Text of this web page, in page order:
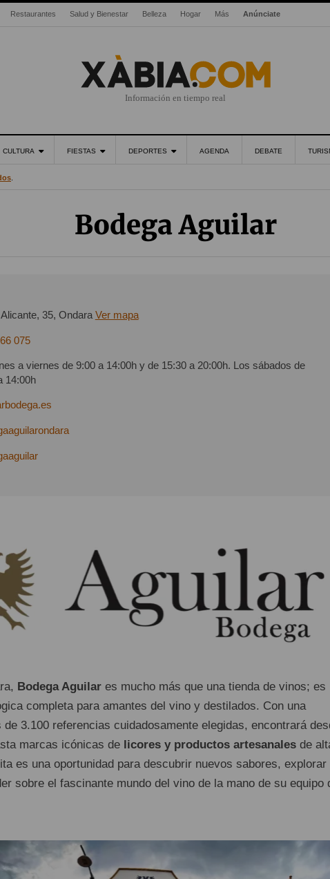
Restaurantes Salud y Bienestar Belleza Hogar Más Anúnciate
Información en tiempo real
CULTURA FIESTAS DEPORTES AGENDA DEBATE
Bodega Aguilar
35, Ondara Ver mapa
075
a viernes de 9:00 a 14:00h y de 15:30 a 20:00h. Los sábados de
14:00h
Bodega Aguilares mucho más que una tienda de vinos; es
completa para amantes del vino y destilados. Con una
de 3.100 referencias cuidadosamente elegidas, encontrará
marcas icónicas de licores y productos artesanalesde
es una oportunidad para descubrir nuevos sabores, explorar
sobre el fascinante mundo del vino de la mano de su equipo